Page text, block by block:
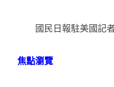
國民日報駐美國記
焦點瀏覽